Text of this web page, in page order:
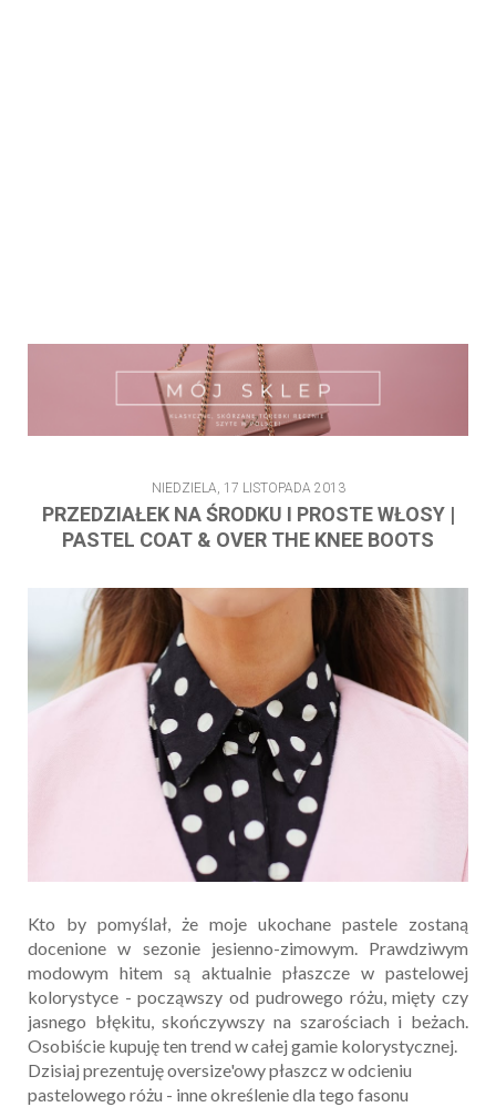
NIEDZIELA, 17 LISTOPADA 2013
PRZEDZIAŁEK NA ŚRODKU I PROSTE WŁOSY |
PASTEL COAT & OVER THE KNEE BOOTS
Kto by pomyślał, że moje ukochane pastele zostaną
docenione w sezonie jesienno-zimowym. Prawdziwym
modowym hitem są aktualnie płaszcze w pastelowej
kolorystyce - począwszy od pudrowego różu, mięty czy
jasnego błękitu, skończywszy na szarościach i beżach.
Osobiście kupuję ten trend w całej gamie kolorystycznej.
Dzisiaj prezentuję oversize'owy płaszcz w odcieniu
pastelowego różu - inne określenie dla tego fasonu